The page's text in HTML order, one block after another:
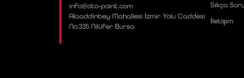
info@oto-point.com
Alaaddinbey Mahallesi İzmir Yolu Caddesi
No:335 Nilüfer Bursa
Sıkça
İletişim